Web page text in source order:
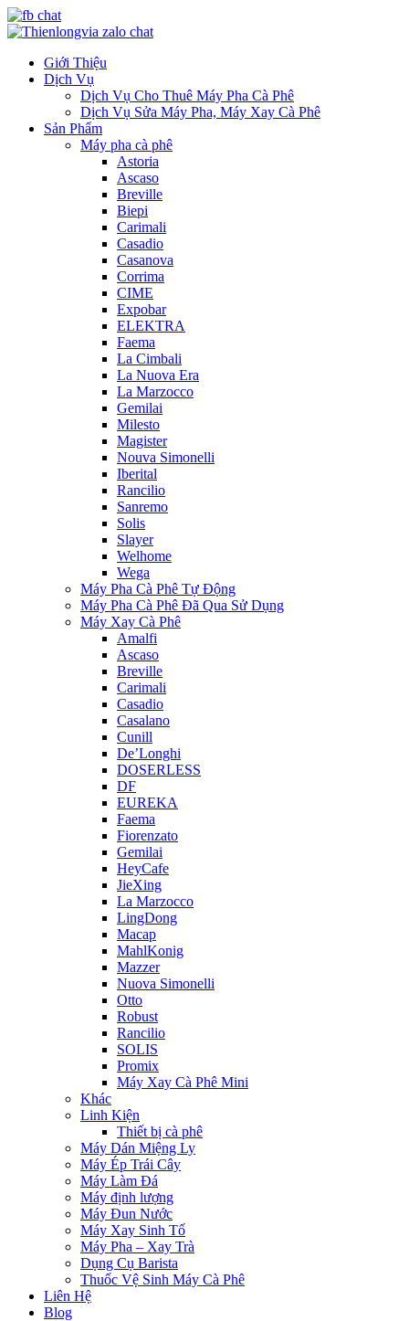
Giới Thiệu
Dịch Vụ
Dịch Vụ Cho Thuê Máy Pha Cà Phê
Dịch Vụ Sửa Máy Pha, Máy Xay Cà Phê
Sản Phẩm
Máy pha cà phê
Astoria
Ascaso
Breville
Biepi
Carimali
Casadio
Casanova
Corrima
CIME
Expobar
ELEKTRA
Faema
La Cimbali
La Nuova Era
La Marzocco
Gemilai
Milesto
Magister
Nouva Simonelli
Iberital
Rancilio
Sanremo
Solis
Slayer
Welhome
Wega
Máy Pha Cà Phê Tự Động
Máy Pha Cà Phê Đã Qua Sử Dụng
Máy Xay Cà Phê
Amalfi
Ascaso
Breville
Carimali
Casadio
Casalano
Cunill
De’Longhi
DOSERLESS
DF
EUREKA
Faema
Fiorenzato
Gemilai
HeyCafe
JieXing
La Marzocco
LingDong
Macap
MahlKonig
Mazzer
Nuova Simonelli
Otto
Robust
Rancilio
SOLIS
Promix
Máy Xay Cà Phê Mini
Khác
Linh Kiện
Thiết bị cà phê
Máy Dán Miệng Ly
Máy Ép Trái Cây
Máy Làm Đá
Máy định lượng
Máy Đun Nước
Máy Xay Sinh Tố
Máy Pha – Xay Trà
Dụng Cụ Barista
Thuốc Vệ Sinh Máy Cà Phê
Liên Hệ
Blog